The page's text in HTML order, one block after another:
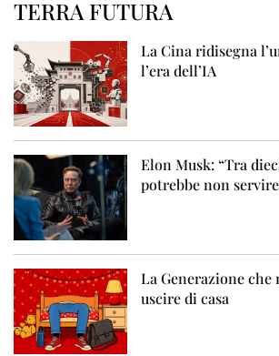
TERRA FUTURA
La Cina ridisegna
l’era dell’IA
Elon Musk: “Tra
potrebbe non
La Generazione che
uscire di casa